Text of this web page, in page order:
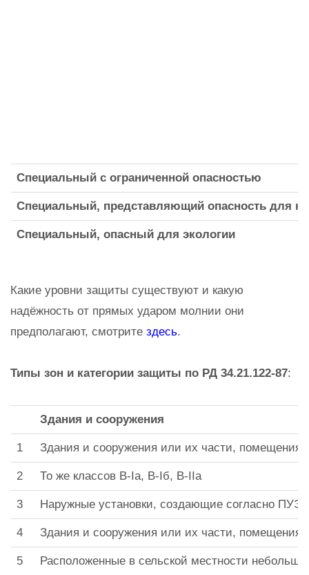
Специальный с ограниченной опасностью
Специальный, представляющий опасность для
Специальный, опасный для экологии
Какие уровни защиты существуют и какую
надёжность от прямых ударом молнии они
предполагают, смотрите здесь.
Типы зон и категории защиты по РД 34.21.122-87:
Здания и сооружения
1 Здания и сооружения или их части, помещения
2 То же классов В-Iа, В-Iб, В-IIа
3 Наружные установки, создающие согласно ПУЭ
4 Здания и сооружения или их части, помещения
5 Расположенные в сельской местности